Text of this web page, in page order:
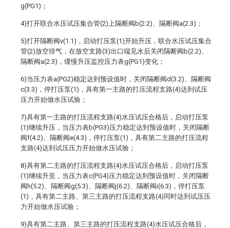
g(PG1)；
4)打开联合水压试压集合管(2)上隔断阀b(2.2)、隔断阀a(2.3)；
5)打开隔断阀v(1.1)，启动打压泵(1)开始升压，联合水压试压集合
管(2)放空排气，在放空支路(3)出口端见水后关闭隔断阀b(2.2)、
隔断阀a(2.3)，缓慢升压监控压力表g(PG1)变化；
6)当压力表a(PG2)稳定达到预设值时，关闭隔断阀d(3.2)、隔断阀
c(3.3)，停打压泵(1)，具有第一主路的打压流程支路(4)达到试压
压力开始做水压试验；
7)具有第一主路的打压流程支路(4)水压试压合格后，启动打压泵
(1)继续升压，当压力表b(PG3)压力稳定达到预设值时，关闭隔断
阀f(4.2)、隔断阀e(4.3)，停打压泵(1)，具有第二主路的打压流程
支路(4)达到试压压力开始做水压试验；
8)具有第二主路的打压流程支路(4)水压试压合格后，启动打压泵
(1)继续升至，当压力表c(PG4)压力稳定达到预设值时，关闭隔断
阀h(5.2)、隔断阀g(5.3)、隔断阀j(6.2)、隔断阀i(6.3)，停打压泵
(1)，具有第二主路、第三主路的打压流程支路(4)同时达到试压压
力开始做水压试验；
9)具有第二主路、第三主路的打压流程支路(4)水压试压合格后，